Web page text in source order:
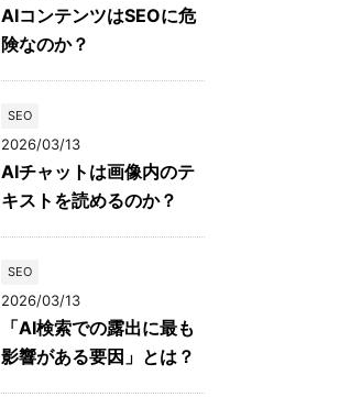
AIコンテンツはSEOに危
険なのか？
SEO
2026/03/13
AIチャットは画像内のテ
キストを読めるのか？
SEO
2026/03/13
「AI検索での露出に最も
影響がある要因」とは？